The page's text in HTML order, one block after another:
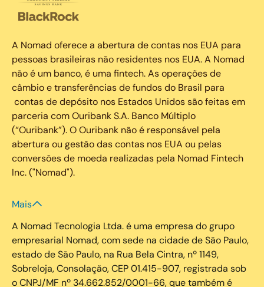
A Nomad oferece a abertura de contas nos EUA para
pessoas brasileiras não residentes nos EUA. A Nomad
não é um banco, é uma fintech. As operações de
câmbio e transferências de fundos do Brasil para
contas de depósito nos Estados Unidos são feitas em
parceria com Ouribank S.A. Banco Múltiplo
(“Ouribank”). O Ouribank não é responsável pela
abertura ou gestão das contas nos EUA ou pelas
conversões de moeda realizadas pela Nomad Fintech
Inc. ("Nomad").
Mais
A Nomad Tecnologia Ltda. é uma empresa do grupo
empresarial Nomad, com sede na cidade de São Paulo,
estado de São Paulo, na Rua Bela Cintra, nº 1149,
Sobreloja, Consolação, CEP 01.415-907, registrada sob
o CNPJ/MF nº 34.662.852/0001-66, que também é